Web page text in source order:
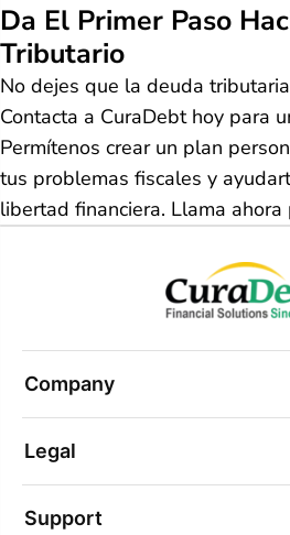
Da El Primer Paso
Tributario
No dejes que la deuda
Contacta a CuraDebt hoy para
Permítenos crear un plan
tus problemas fiscales y
libertad financiera. Llama ahora
Company
Legal
Support